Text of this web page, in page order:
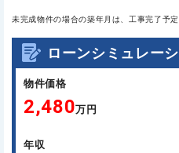
未完成物件の場合の築年月は、工事完了予
ローンシミュレー
物件価格
2,480万円
年収